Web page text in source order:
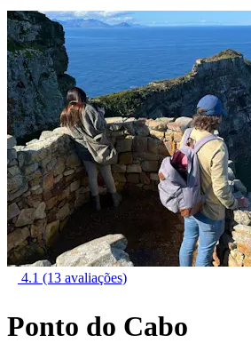
4.1 (13 avaliações)
Ponto do Cabo